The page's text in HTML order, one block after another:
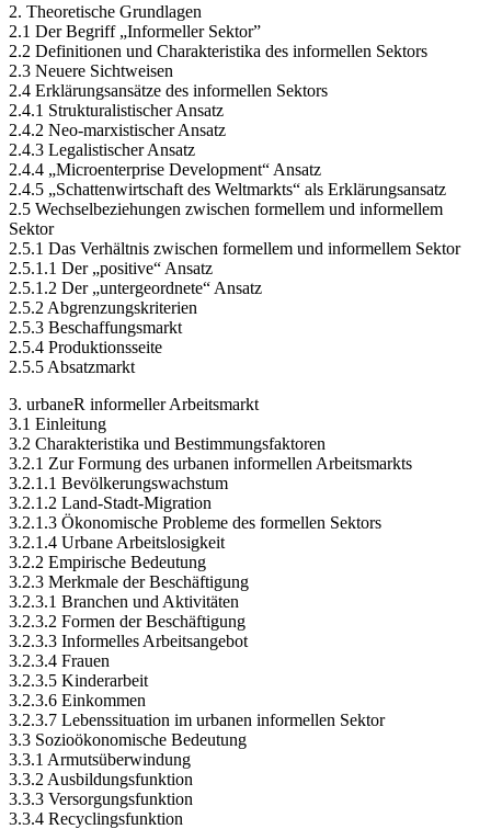
2. Theoretische Grundlagen
2.1 Der Begriff „Informeller Sektor”
2.2 Definitionen und Charakteristika des informellen Sektors
2.3 Neuere Sichtweisen
2.4 Erklärungsansätze des informellen Sektors
2.4.1 Strukturalistischer Ansatz
2.4.2 Neo-marxistischer Ansatz
2.4.3 Legalistischer Ansatz
2.4.4 „Microenterprise Development“ Ansatz
2.4.5 „Schattenwirtschaft des Weltmarkts“ als Erklärungsansatz
2.5 Wechselbeziehungen zwischen formellem und informellem
Sektor
2.5.1 Das Verhältnis zwischen formellem und informellem Sektor
2.5.1.1 Der „positive“ Ansatz
2.5.1.2 Der „untergeordnete“ Ansatz
2.5.2 Abgrenzungskriterien
2.5.3 Beschaffungsmarkt
2.5.4 Produktionsseite
2.5.5 Absatzmarkt
3. urbaneR informeller Arbeitsmarkt
3.1 Einleitung
3.2 Charakteristika und Bestimmungsfaktoren
3.2.1 Zur Formung des urbanen informellen Arbeitsmarkts
3.2.1.1 Bevölkerungswachstum
3.2.1.2 Land-Stadt-Migration
3.2.1.3 Ökonomische Probleme des formellen Sektors
3.2.1.4 Urbane Arbeitslosigkeit
3.2.2 Empirische Bedeutung
3.2.3 Merkmale der Beschäftigung
3.2.3.1 Branchen und Aktivitäten
3.2.3.2 Formen der Beschäftigung
3.2.3.3 Informelles Arbeitsangebot
3.2.3.4 Frauen
3.2.3.5 Kinderarbeit
3.2.3.6 Einkommen
3.2.3.7 Lebenssituation im urbanen informellen Sektor
3.3 Sozioökonomische Bedeutung
3.3.1 Armutsüberwindung
3.3.2 Ausbildungsfunktion
3.3.3 Versorgungsfunktion
3.3.4 Recyclingsfunktion